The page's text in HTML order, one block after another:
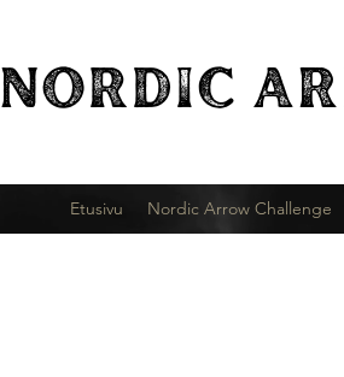
NORDIC
Etusivu Nordic Arrow Challenge